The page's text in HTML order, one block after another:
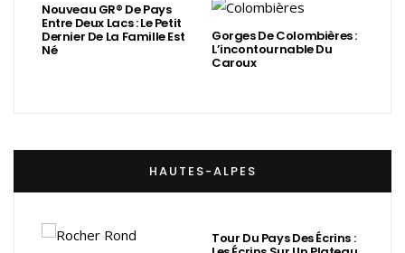
Nouveau GR® De Pays
Entre Deux Lacs : Le Petit
Dernier De La Famille Est
Né
Gorges De Colombières :
L’incontournable Du
Caroux
HAUTES-ALPES
Tour Du Pays Des Écrins :